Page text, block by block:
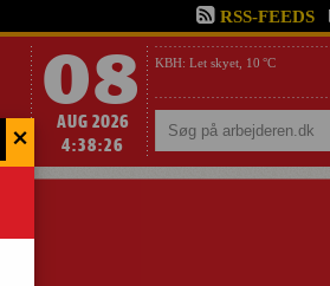
RSS-FEEDS
08
AUG 2026
4:38:27
KBH: Let skyet, 10 °C
Søg
×